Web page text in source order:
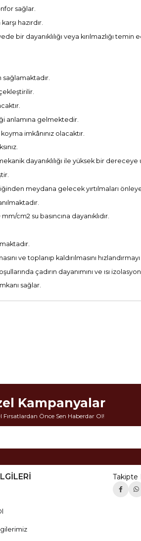
sağlar.
hazırdır.
bir dayanıklılığı veya kırılmazlığı temin
sağlamaktadır.
anlamına gelmektedir.
imkânınız olacaktır.
dayanıklılığı ile yüksek bir dereceye
meydana gelecek yırtılmaları
cm2 su basıncına dayanıklıdır.
ve toplanıp kaldırılmasını
çadırın dayanımını ve ısı
sağlar.
Kampanyalar
Fırsatlardan Önce Sen Haberdar Ol!
Takipte